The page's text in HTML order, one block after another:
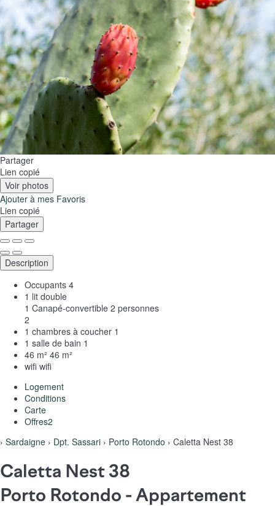
Partager
Lien copié
Voir photos
Ajouter à mes Favoris
Lien copié
Partager
Description
Occupants 4
1 lit double
1 Canapé-convertible 2 personnes
2
1 chambres à coucher 1
1 salle de bain 1
46 m² 46 m²
wifi wifi
Logement
Conditions
Carte
Offres2
› Sardaigne › Dpt. Sassari › Porto Rotondo › Caletta Nest 38
Caletta Nest 38
Porto Rotondo - Appartement